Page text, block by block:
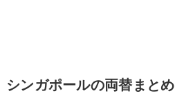
シンガポールの両替まとめ